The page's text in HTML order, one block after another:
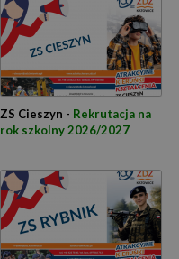
ZS Cieszyn - Rekrutacja na
rok szkolny 2026/2027